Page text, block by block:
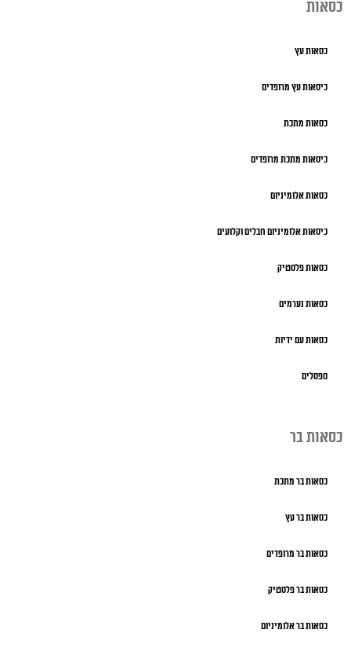
כסאות
כסאות עץ
כיסאות עץ מרופדים
כסאות מתכת
כיסאות מתכת מרופדים
כסאות אלומיניום
כיסאות אלומיניום חבלים וקלועים
כסאות פלסטיק
כסאות נערמים
כסאות עם ידיות
ספסלים
כסאות בר
כסאות בר מתכת
כסאות בר עץ
כסאות בר מרופדים
כסאות בר פלסטיק
כסאות בר אלומיניום